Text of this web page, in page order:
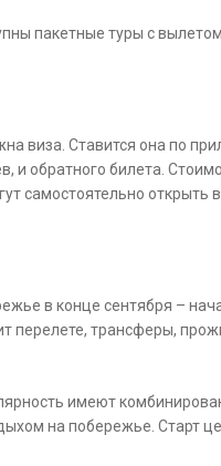
пакетные туры с
виза. Ставится она по
и обратного билета.
самостоятельно открыть
в конце сентября –
перелете, трансферы,
имеют
на побережье. Старт